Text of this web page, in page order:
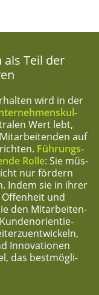
Teil der
wird in der
Wert lebt,
auf
Füh­rungs­
Rol­le: Sie müs­
nur för­dern
Indem sie in ihrer
und
den Mit­ar­bei­ten­
Kun­den­ori­en­tie­
Inno­va­tio­nen
das best­mög­li­